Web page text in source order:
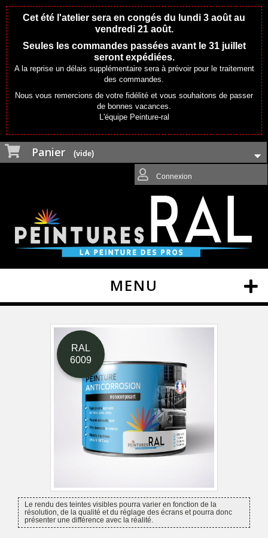
Cet été l'atelier sera en congés du lundi 3 août au
vendredi 21 août.
Seules les commandes passées avant le 31 juillet
seront expédiées.
A la reprise un délais supplémentaire sera à prévoir pour le traitement
des commandes.
Nous vous remercions de votre fidélité et vous souhaitons de passer
de bonnes vacances.
L'équipe Peinture-ral
Panier (vide)
Connexion
MENU
RAL
6009
Le rendu des teintes visibles pourra varier en fonction de la
résolution, de la qualité et du réglage des écrans et pourra donc
présenter une différence avec la réalité.